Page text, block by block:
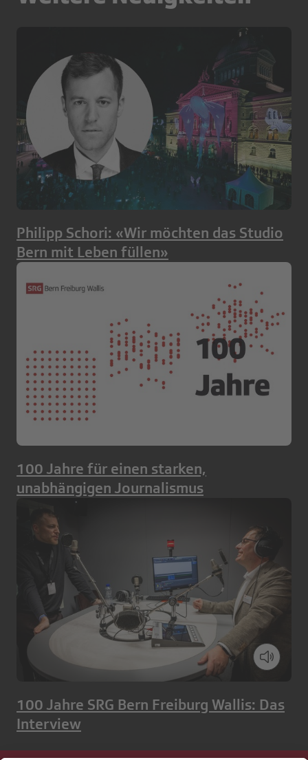
Philipp Schori: «Wir möchten das Studio
Bern mit Leben füllen»
100 Jahre für einen starken,
unabhängigen Journalismus
100 Jahre SRG Bern Freiburg Wallis: Das
Interview